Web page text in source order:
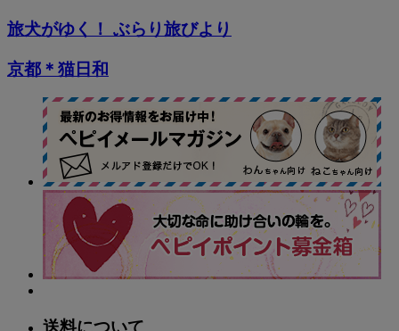
旅犬がゆく！ ぶらり旅びより
京都＊猫日和
送料について